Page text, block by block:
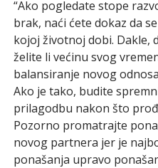
“Ako pogledate stope
brak, naći ćete dokaz da
kojoj životnoj dobi. Dakle,
želite li većinu svog
balansiranje novog
Ako je tako, budite
prilagodbu nakon što
Pozorno promatrajte
novog partnera jer je
ponašanja upravo